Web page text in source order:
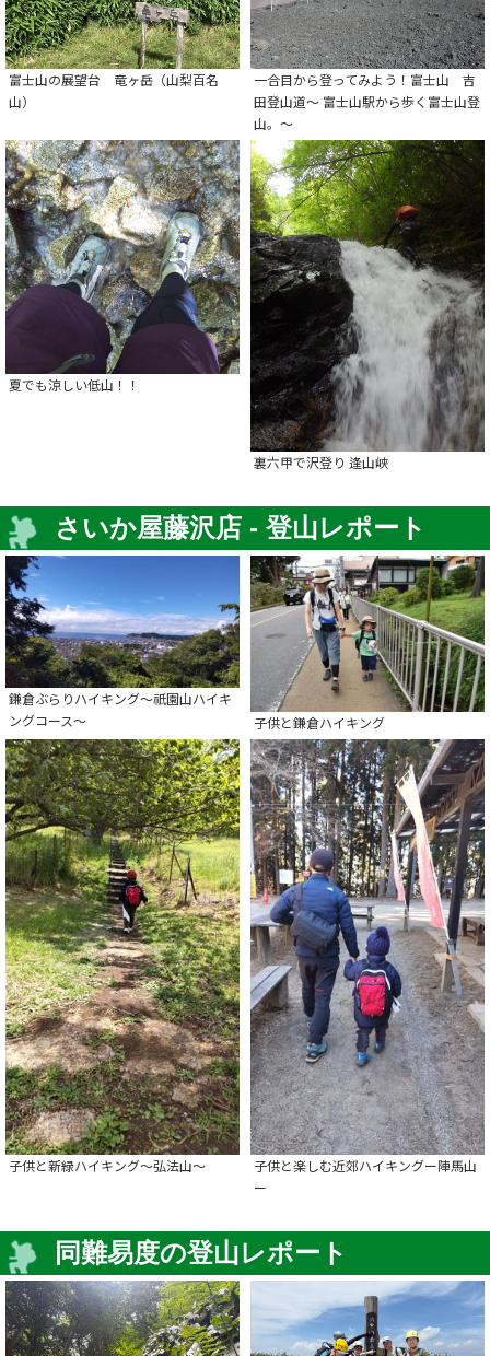
富士山の展望台 竜ヶ岳（山梨百名
山）
一合目から登ってみよう！富士山 吉
田登山道～ 富士山駅から歩く富士山登
山。～
夏でも涼しい低山！！
裏六甲で沢登り 逢山峡
さいか屋藤沢店 - 登山レポート
鎌倉ぶらりハイキング～祇園山ハイキ
ングコース～
子供と鎌倉ハイキング
子供と新緑ハイキング～弘法山～
子供と楽しむ近郊ハイキングー陣馬山
ー
同難易度の登山レポート